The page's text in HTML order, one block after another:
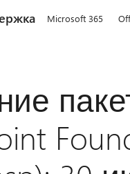
Microsoft 365